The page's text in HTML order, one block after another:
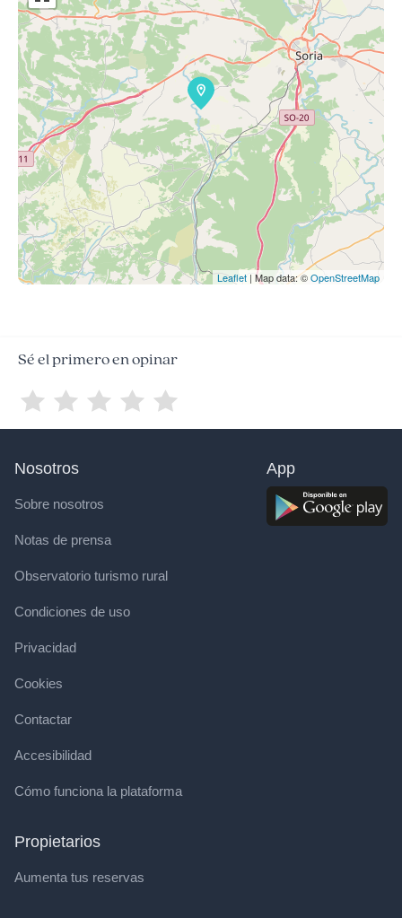
Leaflet | Map data: ©OpenStreetMap
Sé el primero en opinar
Nosotros
Sobre nosotros
Notas de prensa
Observatorio turismo rural
Condiciones de uso
Privacidad
Cookies
Contactar
Accesibilidad
Cómo funciona la plataforma
Propietarios
Aumenta tus reservas
App